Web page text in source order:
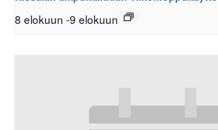
8 elokuun -9 elokuun